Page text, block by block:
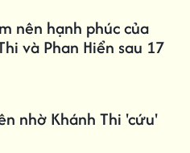
nên hạnh phúc của
và Phan Hiển sau 17
nhờ Khánh Thi 'cứu'